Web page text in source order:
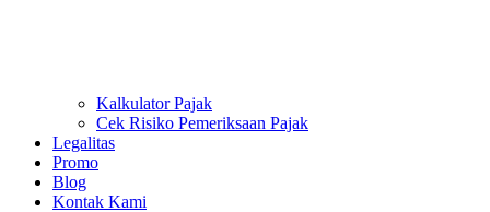
Kalkulator Pajak
Cek Risiko Pemeriksaan Pajak
Legalitas
Promo
Blog
Kontak Kami